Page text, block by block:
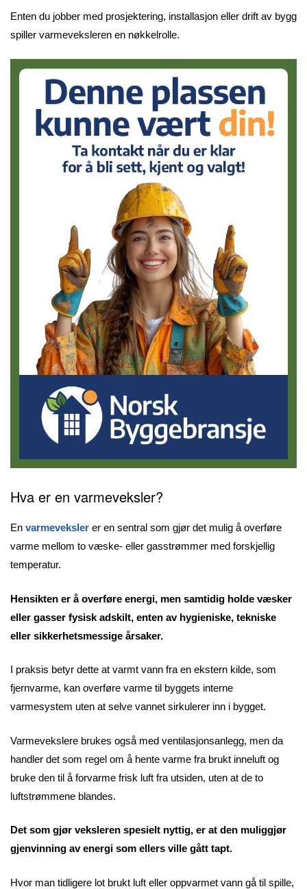
Enten du jobber med prosjektering, installasjon eller drift av bygg
spiller varmeveksleren en nøkkelrolle.
Hva er en varmeveksler?
En varmeveksler er en sentral som gjør det mulig å overføre
varme mellom to væske- eller gasstrømmer med forskjellig
temperatur.
Hensikten er å overføre energi, men samtidig holde væsker
eller gasser fysisk adskilt, enten av hygieniske, tekniske
eller sikkerhetsmessige årsaker.
I praksis betyr dette at varmt vann fra en ekstern kilde, som
fjernvarme, kan overføre varme til byggets interne
varmesystem uten at selve vannet sirkulerer inn i bygget.
Varmevekslere brukes også med ventilasjonsanlegg, men da
handler det som regel om å hente varme fra brukt inneluft og
bruke den til å forvarme frisk luft fra utsiden, uten at de to
luftstrømmene blandes.
Det som gjør veksleren spesielt nyttig, er at den muliggjør
gjenvinning av energi som ellers ville gått tapt.
Hvor man tidligere lot brukt luft eller oppvarmet vann gå til spille,